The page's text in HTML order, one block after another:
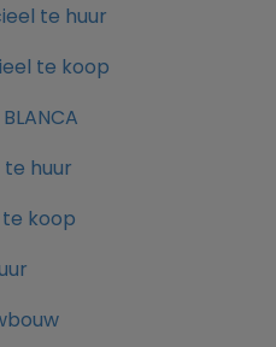
te huur
te koop
te huur
te koop